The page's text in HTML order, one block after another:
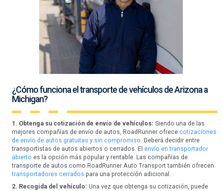
¿Cómo funciona el transporte de vehículos de Arizona a
Michigan?
1. Obtenga su cotización de envío de vehículos: Siendo una de las
mejores compañías de envío de autos, RoadRunner ofrece cotizaciones
de envío de autos gratuitas y sin compromiso. Deberá decidir entre
transportistas de autos abiertos o cerrados. El envío en transportador
abierto es la opción más popular y rentable. Las compañías de
transporte de autos como RoadRunner Auto Transport también ofrecen
transportadores cerrados para una protección adicional.
2. Recogida del vehículo: Una vez que obtenga su cotización, puede